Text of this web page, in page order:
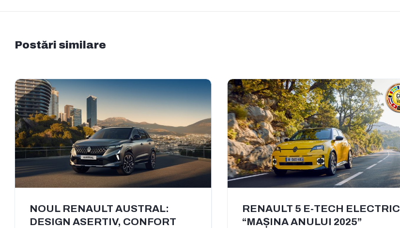
Postări similare
NOUL RENAULT AUSTRAL:
DESIGN ASERTIV, CONFORT
RENAULT 5 E-TECH ELECTRIC
“MAȘINA ANULUI 2025”